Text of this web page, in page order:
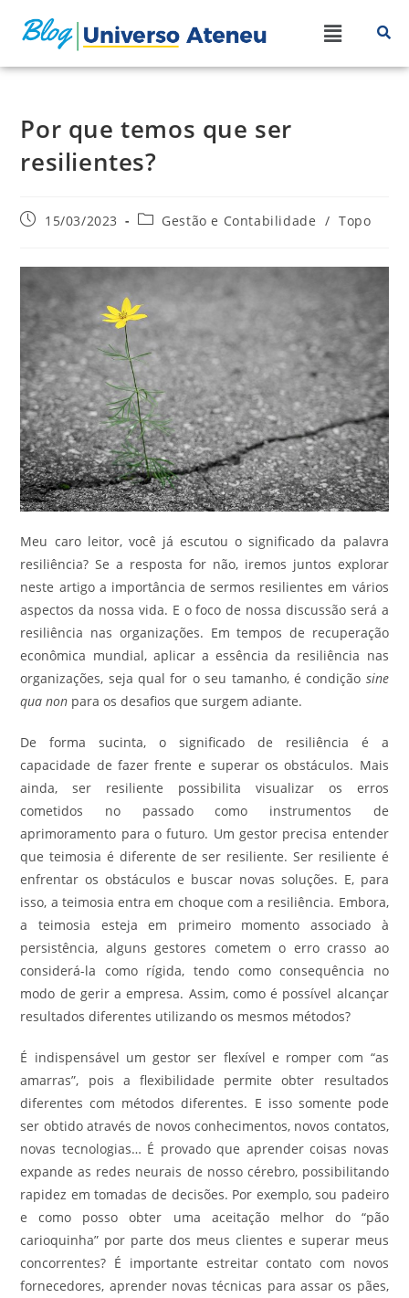
Por que temos que ser
resilientes?
15/03/2023 Gestão e Contabilidade / Topo
Meu caro leitor, você já escutou o significado da palavra
resiliência? Se a resposta for não, iremos juntos explorar
neste artigo a importância de sermos resilientes em vários
aspectos da nossa vida. E o foco de nossa discussão será a
resiliência nas organizações. Em tempos de recuperação
econômica mundial, aplicar a essência da resiliência nas
organizações, seja qual for o seu tamanho, é condição sine
qua non para os desafios que surgem adiante.
De forma sucinta, o significado de resiliência é a
capacidade de fazer frente e superar os obstáculos. Mais
ainda, ser resiliente possibilita visualizar os erros
cometidos no passado como instrumentos de
aprimoramento para o futuro. Um gestor precisa entender
que teimosia é diferente de ser resiliente. Ser resiliente é
enfrentar os obstáculos e buscar novas soluções. E, para
isso, a teimosia entra em choque com a resiliência. Embora,
a teimosia esteja em primeiro momento associado à
persistência, alguns gestores cometem o erro crasso ao
considerá-la como rígida, tendo como consequência no
modo de gerir a empresa. Assim, como é possível alcançar
resultados diferentes utilizando os mesmos métodos?
É indispensável um gestor ser flexível e romper com “as
amarras”, pois a flexibilidade permite obter resultados
diferentes com métodos diferentes. E isso somente pode
ser obtido através de novos conhecimentos, novos contatos,
novas tecnologias… É provado que aprender coisas novas
expande as redes neurais de nosso cérebro, possibilitando
rapidez em tomadas de decisões. Por exemplo, sou padeiro
e como posso obter uma aceitação melhor do “pão
carioquinha” por parte dos meus clientes e superar meus
concorrentes? É importante estreitar contato com novos
fornecedores, aprender novas técnicas para assar os pães,